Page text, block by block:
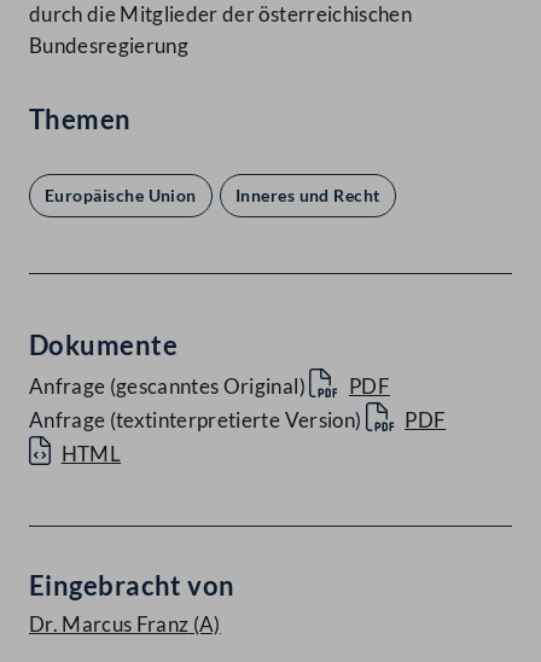
durch die Mitglieder der österreichischen
Bundesregierung
Themen
Europäische Union Inneres und Recht
Dokumente
Anfrage (gescanntes Original)
PDF
Anfrage (textinterpretierte Version)
PDF
HTML
Eingebracht von
Dr. Marcus Franz (A)